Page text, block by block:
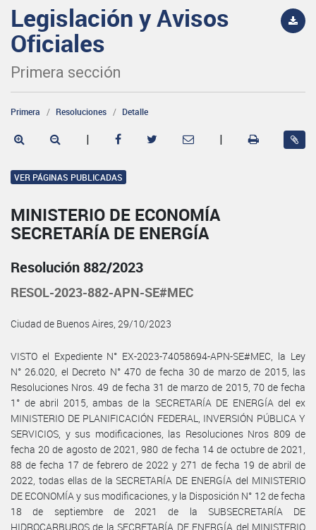
Legislación y Avisos
Oficiales
Primera sección
Primera Resoluciones Detalle
| |
VER PÁGINAS PUBLICADAS
MINISTERIO DE ECONOMÍA
SECRETARÍA DE ENERGÍA
Resolución 882/2023
RESOL-2023-882-APN-SE#MEC
Ciudad de Buenos Aires, 29/10/2023
VISTO el Expediente N° EX-2023-74058694-APN-SE#MEC, la Ley
N° 26.020, el Decreto N° 470 de fecha 30 de marzo de 2015, las
Resoluciones Nros. 49 de fecha 31 de marzo de 2015, 70 de fecha
1° de abril 2015, ambas de la SECRETARÍA DE ENERGÍA del ex
MINISTERIO DE PLANIFICACIÓN FEDERAL, INVERSIÓN PÚBLICA Y
SERVICIOS, y sus modificaciones, las Resoluciones Nros 809 de
fecha 20 de agosto de 2021, 980 de fecha 14 de octubre de 2021,
88 de fecha 17 de febrero de 2022 y 271 de fecha 19 de abril de
2022, todas ellas de la SECRETARÍA DE ENERGÍA del MINISTERIO
DE ECONOMÍA y sus modificaciones, y la Disposición N° 12 de fecha
18 de septiembre de 2021 de la SUBSECRETARÍA DE
HIDROCARBUROS de la SECRETARÍA DE ENERGÍA del MINISTERIO